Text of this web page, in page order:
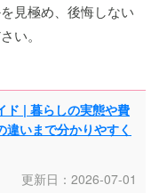
見極め、後悔しない
い。
ド | 暮らしの実態や費
違いまで分かりやすく
更新日：2026-07-01